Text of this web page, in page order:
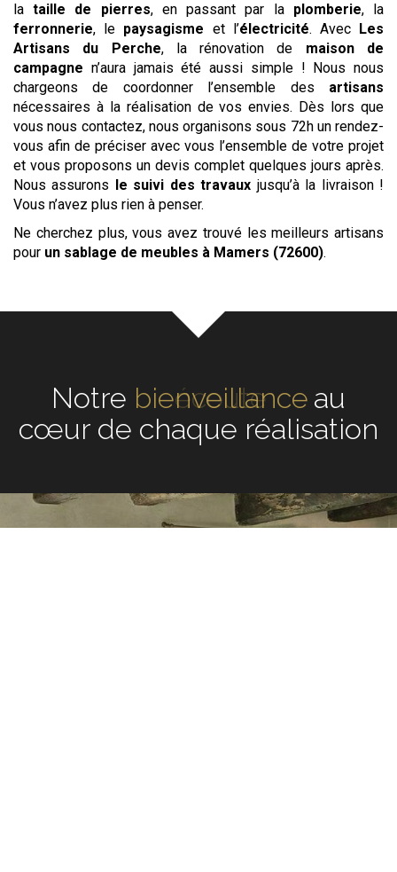
lataille de pierres, en passant par la plomberie, la
ferronnerie, le paysagisme et l’électricité. Avec
Les
Artisans du Perche, la rénovation de maison de
campagne n’aura jamais été aussi simple ! Nous nous
chargeons de coordonner l’ensemble des artisans
nécessaires à la réalisation de vos envies. Dès lors que
vous nous contactez, nous organisons sous 72h un rendez-
vous afin de préciser avec vous l’ensemble de votre projet
et vous proposons un devis complet quelques jours après.
Nous assurons
le suivi des travaux jusqu’à la livraison !
Vous n’avez plus rien à penser.
Ne cherchez plus, vous avez trouvé les meilleurs artisans
pour un sablage de meubles à Mamers (72600).
Notreécouteau cœur de
chaque réalisation